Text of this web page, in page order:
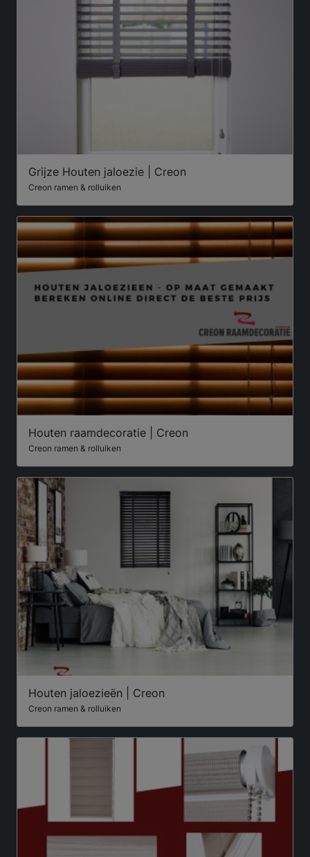
Grijze Houten jaloezie | Creon
Creon ramen & rolluiken
Houten raamdecoratie | Creon
Creon ramen & rolluiken
Houten jaloezieën | Creon
Creon ramen & rolluiken